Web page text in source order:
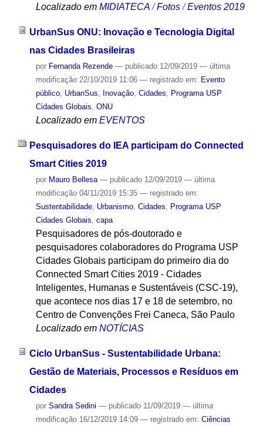
Localizado em MIDIATECA /Fotos /Eventos 2019
UrbanSus ONU: Inovação e Tecnologia Digital
nas Cidades Brasileiras
por Fernanda Rezende — publicado12/09/2019 — última
modificação22/10/2019 11:06 — registrado em: Evento
público, UrbanSus, Inovação, Cidades, Programa USP
Cidades Globais, ONU
Localizado em EVENTOS
Pesquisadores do IEA participam do Connected
Smart Cities 2019
por Mauro Bellesa — publicado12/09/2019 — última
modificação04/11/2019 15:35 — registrado em:
Sustentabilidade, Urbanismo, Cidades
Programa USP
Cidades Globais capa
Pesquisadores de pós-doutorado e
pesquisadores colaboradores do Programa USP
Cidades Globais participam do primeiro dia do
Connected Smart Cities 2019 - Cidades
Inteligentes, Humanas e Sustentáveis (CSC-19),
que acontece nos dias 17 e 18 de setembro, no
Centro de Convenções Frei Caneca, São Paulo
Localizado em NOTÍCIAS
Ciclo UrbanSus - Sustentabilidade Urbana:
Gestão de Materiais, Processos e Resíduos em
Cidades
por Sandra Sedini — publicado11/09/2019 — última
modificação16/12/2019 14:09 — registrado em: Ciências